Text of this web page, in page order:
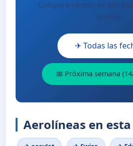
Compara cientos de
ocultos.
✈ Todas las
📅 Próxima semana
Aerolíneas en